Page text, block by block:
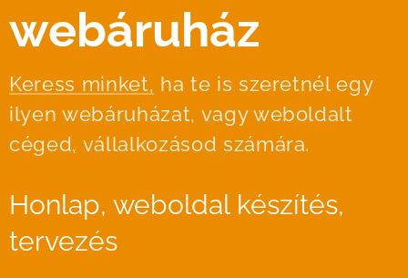
webáruház
Keress minket, ha te is szeretnél egy
ilyen webáruházat, vagy weboldalt
céged, vállalkozásod számára.
Honlap, weboldal készítés,
tervezés